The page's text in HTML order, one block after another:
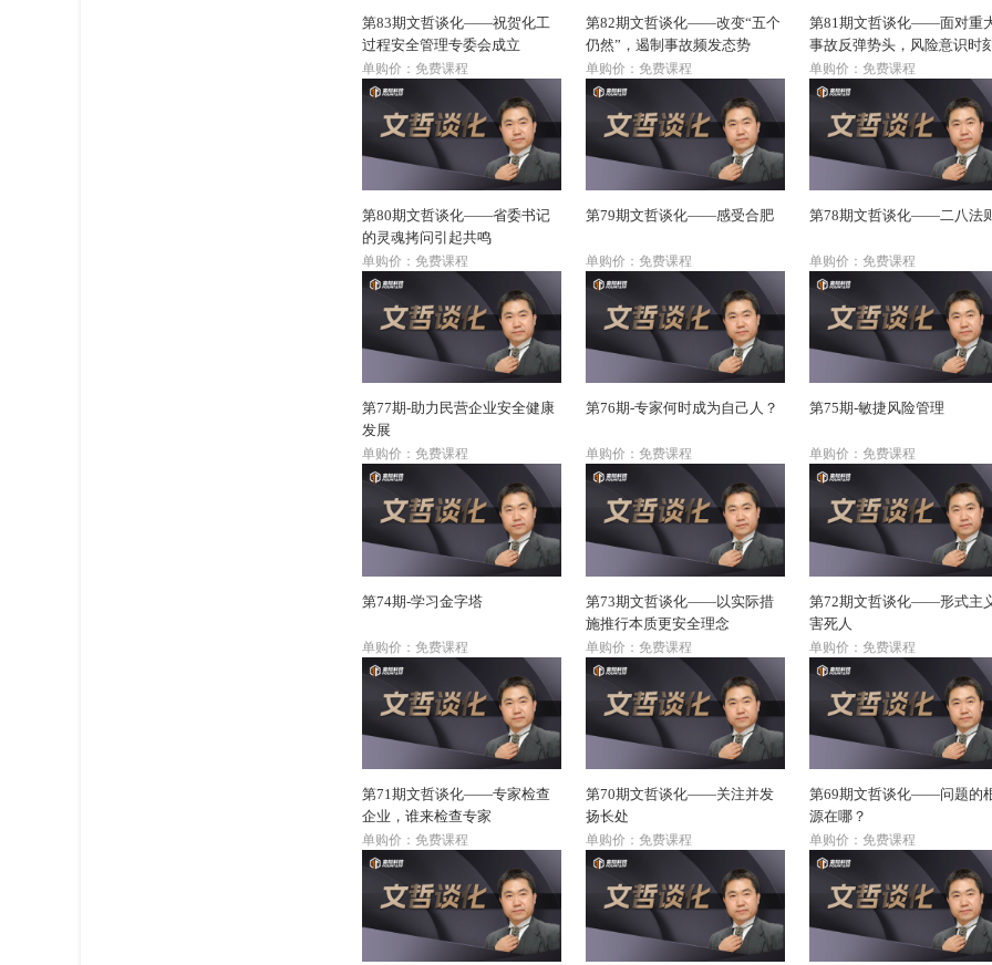
第83期文哲谈化——祝贺化工
过程安全管理专委会成立
单购价：免费课程
第82期文哲谈化——改变“五个
仍然”，遏制事故频发态势
单购价：免费课程
第81期文哲谈化——面对重
事故反弹势头，风险意识时
不可放松
单购价：免费课程
第80期文哲谈化——省委书记
的灵魂拷问引起共鸣
单购价：免费课程
第79期文哲谈化——感受合肥
单购价：免费课程
第78期文哲谈化——二八法
单购价：免费课程
第77期-助力民营企业安全健康
发展
单购价：免费课程
第76期-专家何时成为自己人？
单购价：免费课程
第75期-敏捷风险管理
单购价：免费课程
第74期-学习金字塔
单购价：免费课程
第73期文哲谈化——以实际措
施推行本质更安全理念
单购价：免费课程
第72期文哲谈化——形式主
害死人
单购价：免费课程
第71期文哲谈化——专家检查
企业，谁来检查专家
单购价：免费课程
第70期文哲谈化——关注并发
扬长处
单购价：免费课程
第69期文哲谈化——问题的
源在哪？
单购价：免费课程